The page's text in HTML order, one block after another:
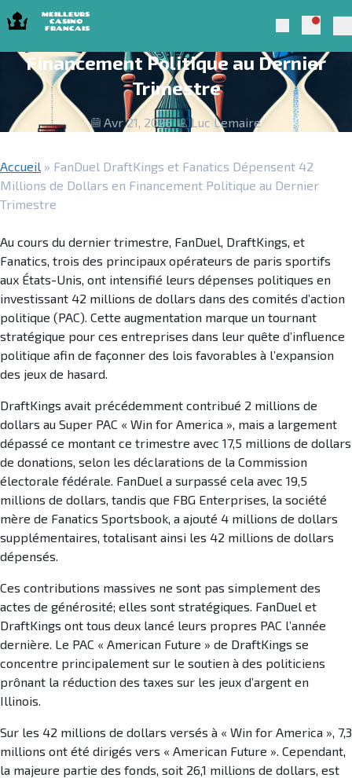
Skip to navigation
Skip to content
Meilleurs Casino Francais 2025
Search
FanDuel DraftKings et Fanatics
Dépensent 42 Millions de Dollars en
Financement Politique au Dernier
Trimestre
Avr 21, 2026 Luc Lemaire
Accueil » FanDuel DraftKings et Fanatics Dépensent 42
Millions de Dollars en Financement Politique au Dernier
Trimestre
Au cours du dernier trimestre, FanDuel, DraftKings, et
Fanatics, trois des principaux opérateurs de paris sportifs
aux États-Unis, ont intensifié leurs dépenses politiques en
investissant 42 millions de dollars dans des comités d’action
politique (PAC). Cette augmentation marque un tournant
stratégique pour ces entreprises dans leur quête d’influence
politique afin de façonner des lois favorables à l’expansion
des jeux de hasard.
DraftKings avait précédemment contribué 2 millions de
dollars au Super PAC « Win for America », mais a largement
dépassé ce montant ce trimestre avec 17,5 millions de dollars
de donations, selon les déclarations de la Commission
électorale fédérale. FanDuel a surpassé cela avec 19,5
millions de dollars, tandis que FBG Enterprises, la société
mère de Fanatics Sportsbook, a ajouté 4 millions de dollars
supplémentaires, totalisant ainsi les 42 millions de dollars
dépensés.
Ces contributions massives ne sont pas simplement des
actes de générosité; elles sont stratégiques. FanDuel et
DraftKings ont tous deux lancé leurs propres PAC l’année
dernière. Le PAC « American Future » de DraftKings se
concentre principalement sur le soutien à des politiciens
prônant la réduction des taxes sur les jeux d’argent en
Illinois.
Sur les 42 millions de dollars versés à « Win for America », 7,3
millions ont été dirigés vers « American Future ». Cependant,
la majeure partie des fonds, soit 26,1 millions de dollars, est